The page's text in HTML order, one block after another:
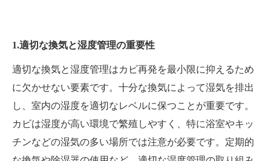
1.適切な換気と湿度管理の重要性
適切な換気と湿度管理はカビ再発を最小限に抑えるため
に欠かせない要素です。十分な換気によって湿気を排出
し、室内の湿度を適切なレベルに保つことが重要です。
カビは湿度が高い環境で繁殖しやすく、特に浴室やキッ
チンなどの湿気の多い場所では注意が必要です。定期的